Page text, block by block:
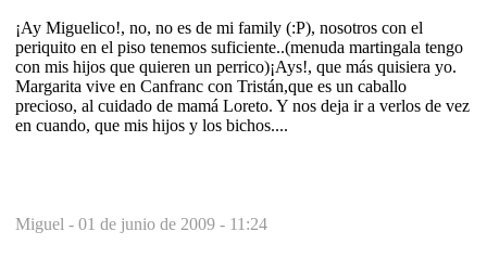
¡Ay Miguelico!, no, no es de mi family (:P), nosotros con el
periquito en el piso tenemos suficiente..(menuda martingala tengo
con mis hijos que quieren un perrico)¡Ays!, que más quisiera yo.
Margarita vive en Canfranc con Tristán,que es un caballo
precioso, al cuidado de mamá Loreto. Y nos deja ir a verlos de vez
en cuando, que mis hijos y los bichos....
Miguel - 01 de junio de 2009 - 11:24